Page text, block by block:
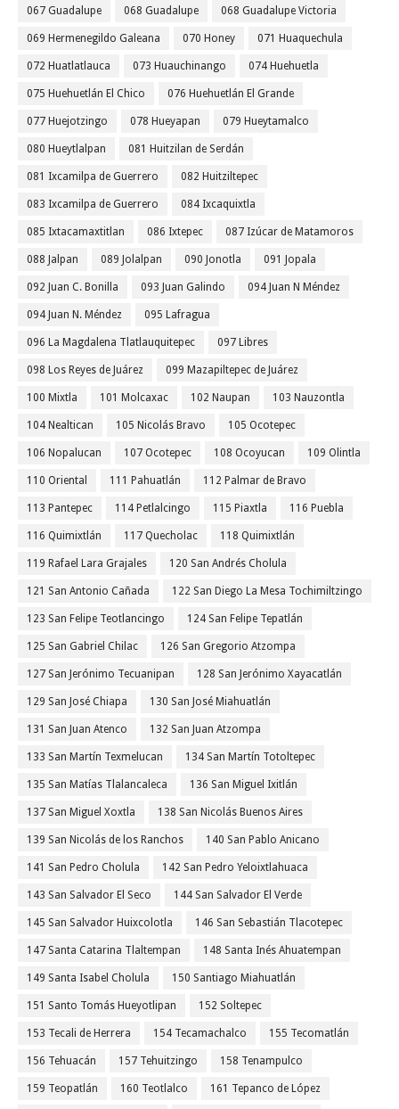
067 Guadalupe 068 Guadalupe 068 Guadalupe Victoria
069 Hermenegildo Galeana 070 Honey 071 Huaquechula
072 Huatlatlauca 073 Huauchinango 074 Huehuetla
075 Huehuetlán El Chico 076 Huehuetlán El Grande
077 Huejotzingo 078 Hueyapan 079 Hueytamalco
080 Hueytlalpan 081 Huitzilan de Serdán
081 Ixcamilpa de Guerrero 082 Huitziltepec
083 Ixcamilpa de Guerrero 084 Ixcaquixtla
085 Ixtacamaxtitlan 086 Ixtepec 087 Izúcar de Matamoros
088 Jalpan 089 Jolalpan 090 Jonotla 091 Jopala
092 Juan C. Bonilla 093 Juan Galindo 094 Juan N Méndez
094 Juan N. Méndez 095 Lafragua
096 La Magdalena Tlatlauquitepec 097 Libres
098 Los Reyes de Juárez 099 Mazapiltepec de Juárez
100 Mixtla 101 Molcaxac 102 Naupan 103 Nauzontla
104 Nealtican 105 Nicolás Bravo 105 Ocotepec
106 Nopalucan 107 Ocotepec 108 Ocoyucan 109 Olintla
110 Oriental 111 Pahuatlán 112 Palmar de Bravo
113 Pantepec 114 Petlalcingo 115 Piaxtla 116 Puebla
116 Quimixtlán 117 Quecholac 118 Quimixtlán
119 Rafael Lara Grajales 120 San Andrés Cholula
121 San Antonio Cañada 122 San Diego La Mesa Tochimiltzingo
123 San Felipe Teotlancingo 124 San Felipe Tepatlán
125 San Gabriel Chilac 126 San Gregorio Atzompa
127 San Jerónimo Tecuanipan 128 San Jerónimo Xayacatlán
129 San José Chiapa 130 San José Miahuatlán
131 San Juan Atenco 132 San Juan Atzompa
133 San Martín Texmelucan 134 San Martín Totoltepec
135 San Matías Tlalancaleca 136 San Miguel Ixitlán
137 San Miguel Xoxtla 138 San Nicolás Buenos Aires
139 San Nicolás de los Ranchos 140 San Pablo Anicano
141 San Pedro Cholula 142 San Pedro Yeloixtlahuaca
143 San Salvador El Seco 144 San Salvador El Verde
145 San Salvador Huixcolotla 146 San Sebastián Tlacotepec
147 Santa Catarina Tlaltempan 148 Santa Inés Ahuatempan
149 Santa Isabel Cholula 150 Santiago Miahuatlán
151 Santo Tomás Hueyotlipan 152 Soltepec
153 Tecali de Herrera 154 Tecamachalco 155 Tecomatlán
156 Tehuacán 157 Tehuitzingo 158 Tenampulco
159 Teopatlán 160 Teotlalco 161 Tepanco de López